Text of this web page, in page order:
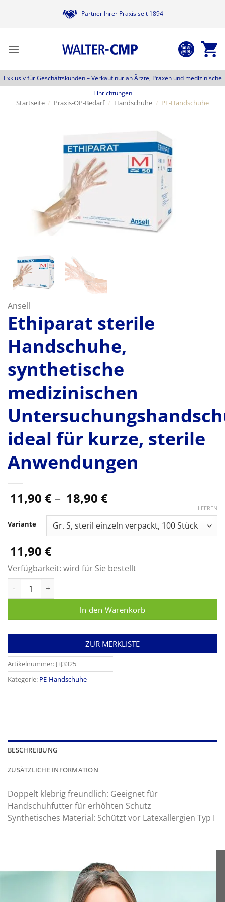
Partner Ihrer Praxis seit 1894
Exklusiv für Geschäftskunden –Verkauf nur an Ärzte, Praxen und medizinische
Einrichtungen
Startseite / Praxis-OP-Bedarf / Handschuhe / PE-Handschuhe
Ansell
Ethiparat sterile
Handschuhe,
synthetische
medizinischen
ideal für kurze, sterile
Anwendungen
11,90 € – 18,90 €Preisspanne:
bis
18,90 €
Variante
LEEREN
11,90 €
Verfügbarkeit: wird für Sie bestellt
In den Warenkorb
ZUR MERKLISTE
Artikelnummer: J+J3325
Kategorie: PE-Handschuhe
BESCHREIBUNG
ZUSÄTZLICHE INFORMATION
Doppelt klebrig freundlich: Geeignet für
Handschuhfutter für erhöhten Schutz
Synthetisches Material: Schützt vor Latexallergien Typ I